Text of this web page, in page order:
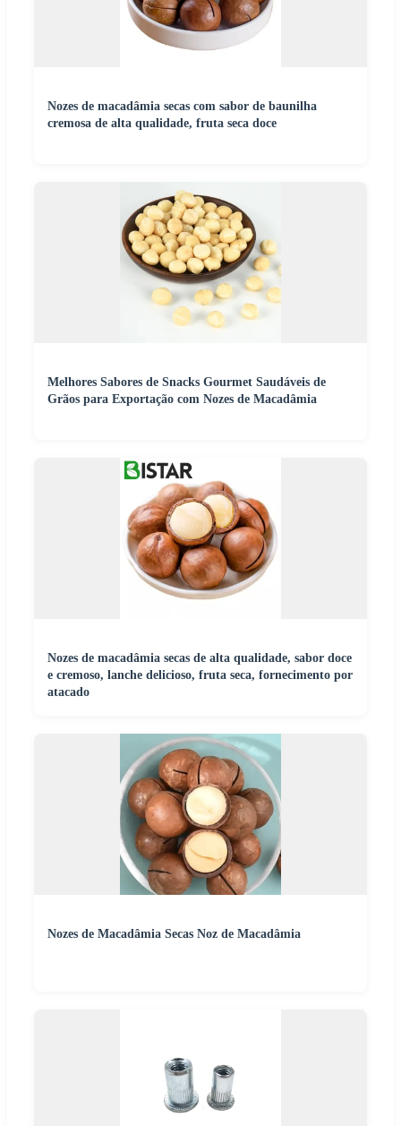
Nozes de macadâmia secas com sabor de baunilha
cremosa de alta qualidade, fruta seca doce
Melhores Sabores de Snacks Gourmet Saudáveis de
Grãos para Exportação com Nozes de Macadâmia
Nozes de macadâmia secas de alta qualidade, sabor doce
e cremoso, lanche delicioso, fruta seca, fornecimento por
atacado
Nozes de Macadâmia Secas Noz de Macadâmia